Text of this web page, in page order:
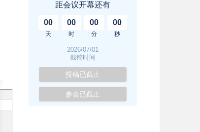
距会议开幕还有
00
天
00
时
00
分
00
秒
2026/07/01
截稿时间
投稿已截止
参会已截止